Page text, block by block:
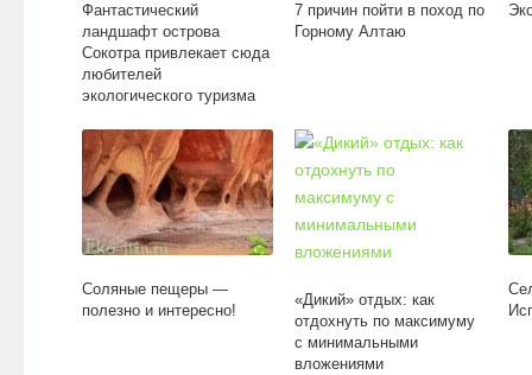
Фантастический
ландшафт острова
Сокотра привлекает сюда
любителей
экологического туризма
7 причин пойти в поход по
Горному Алтаю
Соляные пещеры —
полезно и интересно!
«Дикий» отдых: как
отдохнуть по максимуму
с минимальными
вложениями